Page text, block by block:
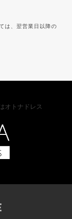
は、翌営業日以降の
オトナドレス